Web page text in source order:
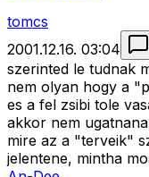
tomcs
2001.12.16. 03:04
szerinted le tudnak
nem olyan hogy a
es a fel zsibi tole
akkor nem
mire az a "terveik"
jelentene, mintha